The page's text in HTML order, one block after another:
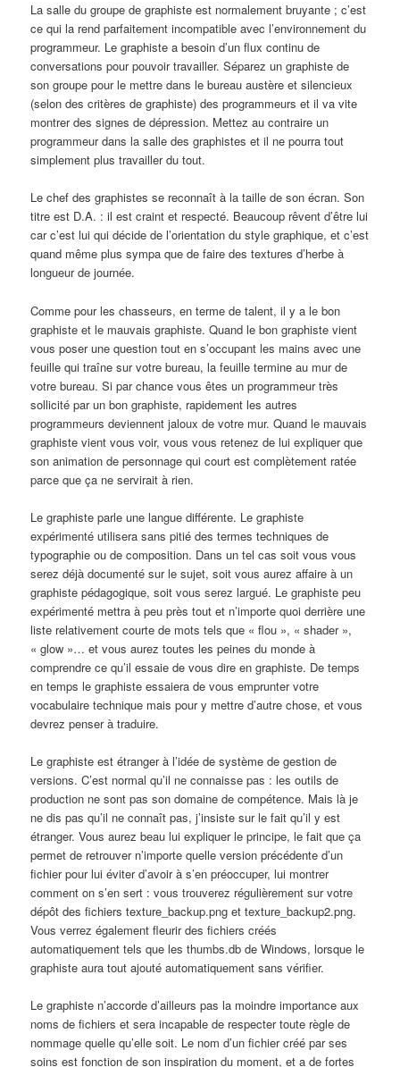
La salle du groupe de graphiste est normalement bruyante ; c’est
ce qui la rend parfaitement incompatible avec l’environnement du
programmeur. Le graphiste a besoin d’un flux continu de
conversations pour pouvoir travailler. Séparez un graphiste de
son groupe pour le mettre dans le bureau austère et silencieux
(selon des critères de graphiste) des programmeurs et il va vite
montrer des signes de dépression. Mettez au contraire un
programmeur dans la salle des graphistes et il ne pourra tout
simplement plus travailler du tout.
Le chef des graphistes se reconnaît à la taille de son écran. Son
titre est D.A. : il est craint et respecté. Beaucoup rêvent d’être lui
car c’est lui qui décide de l’orientation du style graphique, et c’est
quand même plus sympa que de faire des textures d’herbe à
longueur de journée.
Comme pour les chasseurs, en terme de talent, il y a le bon
graphiste et le mauvais graphiste. Quand le bon graphiste vient
vous poser une question tout en s’occupant les mains avec une
feuille qui traîne sur votre bureau, la feuille termine au mur de
votre bureau. Si par chance vous êtes un programmeur très
sollicité par un bon graphiste, rapidement les autres
programmeurs deviennent jaloux de votre mur. Quand le mauvais
graphiste vient vous voir, vous vous retenez de lui expliquer que
son animation de personnage qui court est complètement ratée
parce que ça ne servirait à rien.
Le graphiste parle une langue différente. Le graphiste
expérimenté utilisera sans pitié des termes techniques de
typographie ou de composition. Dans un tel cas soit vous vous
serez déjà documenté sur le sujet, soit vous aurez affaire à un
graphiste pédagogique, soit vous serez largué. Le graphiste peu
expérimenté mettra à peu près tout et n’importe quoi derrière une
liste relativement courte de mots tels que « flou », « shader »,
« glow »… et vous aurez toutes les peines du monde à
comprendre ce qu’il essaie de vous dire en graphiste. De temps
en temps le graphiste essaiera de vous emprunter votre
vocabulaire technique mais pour y mettre d’autre chose, et vous
devrez penser à traduire.
Le graphiste est étranger à l’idée de système de gestion de
versions. C’est normal qu’il ne connaisse pas : les outils de
production ne sont pas son domaine de compétence. Mais là je
ne dis pas qu’il ne connaît pas, j’insiste sur le fait qu’il y est
étranger. Vous aurez beau lui expliquer le principe, le fait que ça
permet de retrouver n’importe quelle version précédente d’un
fichier pour lui éviter d’avoir à s’en préoccuper, lui montrer
comment on s’en sert : vous trouverez régulièrement sur votre
dépôt des fichierstexture_backup.png ettexture_backup2.png.
Vous verrez également fleurir des fichiers créés
automatiquement tels que lesthumbs.db de Windows, lorsque le
graphiste aura tout ajouté automatiquement sans vérifier.
Le graphiste n’accorde d’ailleurs pas la moindre importance aux
noms de fichiers et sera incapable de respecter toute règle de
nommage quelle qu’elle soit. Le nom d’un fichier créé par ses
soins est fonction de son inspiration du moment, et a de fortes